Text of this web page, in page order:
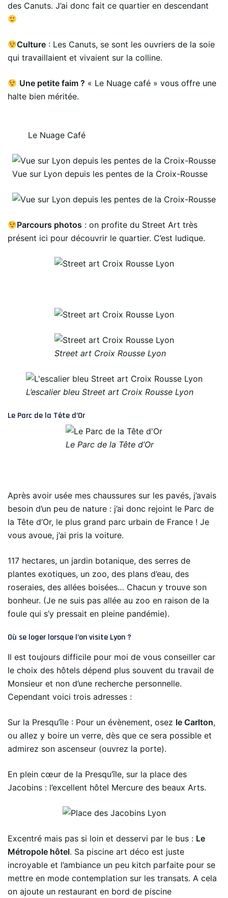
des Canuts. J’ai donc fait ce quartier en descendant
Culture : Les Canuts, se sont les ouvriers de la soie
qui travaillaient et vivaient sur la colline.
Une petite faim ? « Le Nuage café » vous offre une
halte bien méritée.
Le Nuage Café
Vue sur Lyon depuis les pentes de la Croix-Rousse
Parcours photos : on profite du Street Art très
présent ici pour découvrir le quartier. C’est ludique.
Street art Croix Rousse Lyon
L’escalier bleu Street art Croix Rousse Lyon
Le Parc de la Tête d’Or
Le Parc de la Tête d’Or
Après avoir usée mes chaussures sur les pavés, j’avais
besoin d’un peu de nature : j’ai donc rejoint le Parc de
la Tête d’Or, le plus grand parc urbain de France ! Je
vous avoue, j’ai pris la voiture.
117 hectares, un jardin botanique, des serres de
plantes exotiques, un zoo, des plans d’eau, des
roseraies, des allées boisées… Chacun y trouve son
bonheur. (Je ne suis pas allée au zoo en raison de la
foule qui s’y pressait en pleine pandémie).
Où se loger lorsque l’on visite Lyon ?
Il est toujours difficile pour moi de vous conseiller car
le choix des hôtels dépend plus souvent du travail de
Monsieur et non d’une recherche personnelle.
Cependant voici trois adresses :
Sur la Presqu’île : Pour un évènement, osez le Carlton,
ou allez y boire un verre, dès que ce sera possible et
admirez son ascenseur (ouvrez la porte).
En plein cœur de la Presqu’île, sur la place des
Jacobins : l’excellent hôtel Mercure des beaux Arts.
Excentré mais pas si loin et desservi par le bus : Le
Métropole hôtel. Sa piscine art déco est juste
incroyable et l’ambiance un peu kitch parfaite pour se
mettre en mode contemplation sur les transats. A cela
on ajoute un restaurant en bord de piscine